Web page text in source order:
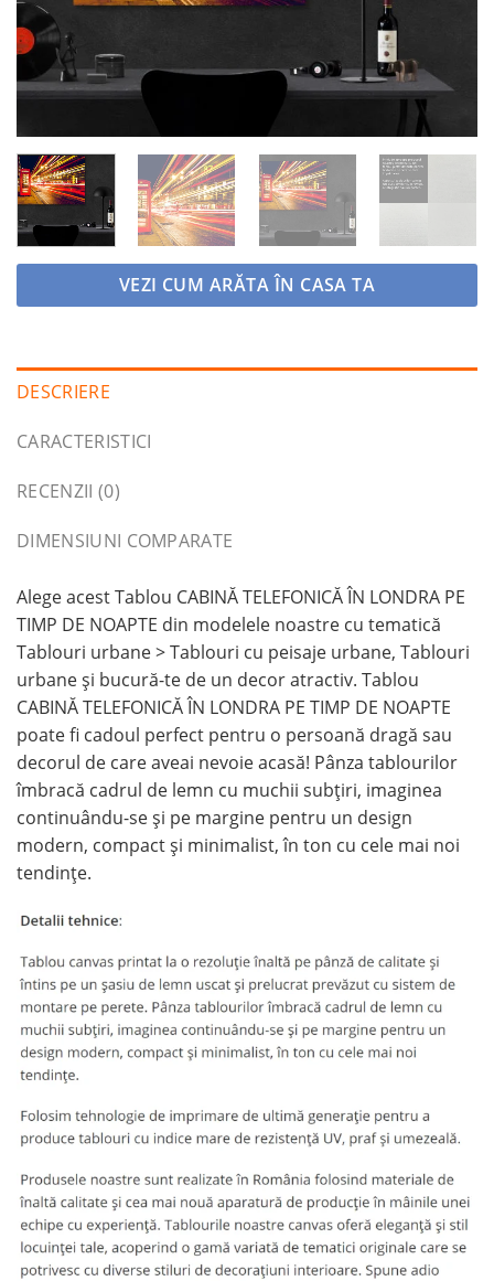
VEZI CUM ARĂTA ÎN CASA TA
DESCRIERE
CARACTERISTICI
RECENZII (0)
DIMENSIUNI COMPARATE
Alege acest Tablou CABINĂ TELEFONICĂ ÎN LONDRA PE
TIMP DE NOAPTE din modelele noastre cu tematică
Tablouri urbane > Tablouri cu peisaje urbane, Tablouri
urbane și bucură-te de un decor atractiv. Tablou
CABINĂ TELEFONICĂ ÎN LONDRA PE TIMP DE NOAPTE
poate fi cadoul perfect pentru o persoană dragă sau
decorul de care aveai nevoie acasă! Pânza tablourilor
îmbracă cadrul de lemn cu muchii subțiri, imaginea
continuându-se și pe margine pentru un design
modern, compact și minimalist, în ton cu cele mai noi
tendințe.